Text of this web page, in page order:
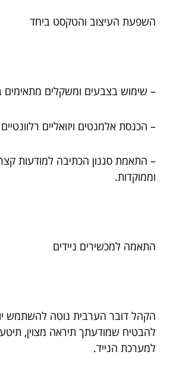
השפעת העיצוב והטקסט ביחד
– שימוש בצבעים ומשקלים מתאימים
– הכנסת אלמנטים ויזואליים
– התאמת סגנון הכתיבה למודעות
וממוקדות.
התאמה למכשירים ניידים
הקהל דובר הערבית נוטה להשתמש
להבטיח שמודעתך תיראה מצוין,
למערכת הנייד.